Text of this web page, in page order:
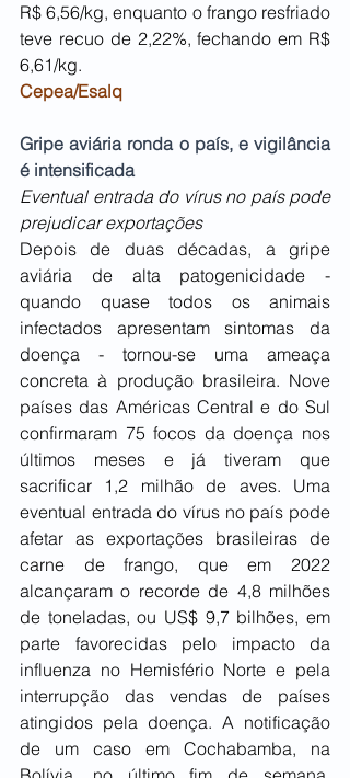
R$ 6,56/kg, enquanto o frango resfriado
teve recuo de 2,22%, fechando em R$
6,61/kg.
Cepea/Esalq
Gripe aviária ronda o país, e vigilância
é intensificada
Eventual entrada do vírus no país pode
prejudicar exportações
Depois de duas décadas, a gripe
aviária de alta patogenicidade -
quando quase todos os animais
infectados apresentam sintomas da
doença - tornou-se uma ameaça
concreta à produção brasileira. Nove
países das Américas Central e do Sul
confirmaram 75 focos da doença nos
últimos meses e já tiveram que
sacrificar 1,2 milhão de aves. Uma
eventual entrada do vírus no país pode
afetar as exportações brasileiras de
carne de frango, que em 2022
alcançaram o recorde de 4,8 milhões
de toneladas, ou US$ 9,7 bilhões, em
parte favorecidas pelo impacto da
influenza no Hemisfério Norte e pela
interrupção das vendas de países
atingidos pela doença. A notificação
de um caso em Cochabamba, na